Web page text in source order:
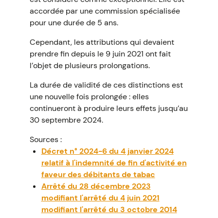
accordée par une commission spécialisée
pour une durée de 5 ans.
Cependant, les attributions qui devaient
prendre fin depuis le 9 juin 2021 ont fait
l’objet de plusieurs prolongations.
La durée de validité de ces distinctions est
une nouvelle fois prolongée : elles
continueront à produire leurs effets jusqu’au
30 septembre 2024.
Sources :
Décret n° 2024-6 du 4 janvier 2024
relatif à l'indemnité de fin d'activité en
faveur des débitants de tabac
Arrêté du 28 décembre 2023
modifiant l'arrêté du 4 juin 2021
modifiant l'arrêté du 3 octobre 2014